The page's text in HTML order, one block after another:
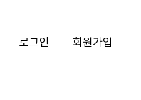
로그인 회원가입